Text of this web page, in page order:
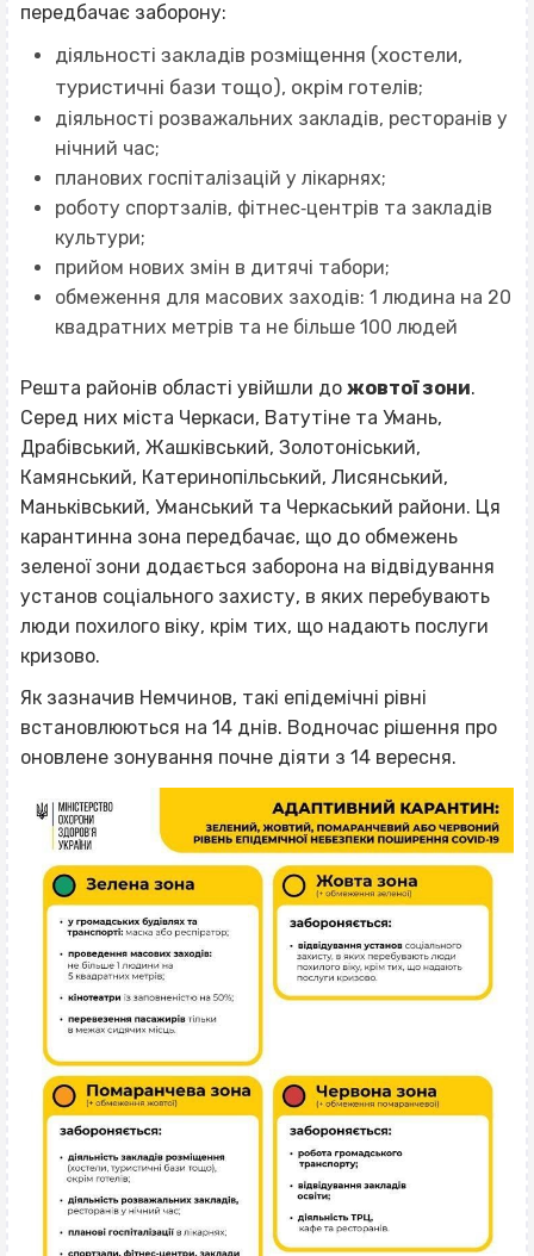
передбачає заборону:
діяльності закладів розміщення (хостели,
туристичні бази тощо), окрім готелів;
діяльності розважальних закладів, ресторанів у
нічний час;
планових госпіталізацій у лікарнях;
роботу спортзалів, фітнес‐центрів та закладів
культури;
прийом нових змін в дитячі табори;
обмеження для масових заходів: 1 людина на 20
квадратних метрів та не більше 100 людей
Решта районів області увійшли до жовтої зони.
Серед них міста Черкаси, Ватутіне та Умань,
Драбівський, Жашківський, Золотоніський,
Камянський, Катеринопільський, Лисянський,
Маньківський, Уманський та Черкаський райони. Ця
карантинна зона передбачає, що до обмежень
зеленої зони додається заборона на відвідування
установ соціального захисту, в яких перебувають
люди похилого віку, крім тих, що надають послуги
кризово.
Як зазначив Немчинов, такі епідемічні рівні
встановлюються на 14 днів. Водночас рішення про
оновлене зонування почне діяти з 14 вересня.